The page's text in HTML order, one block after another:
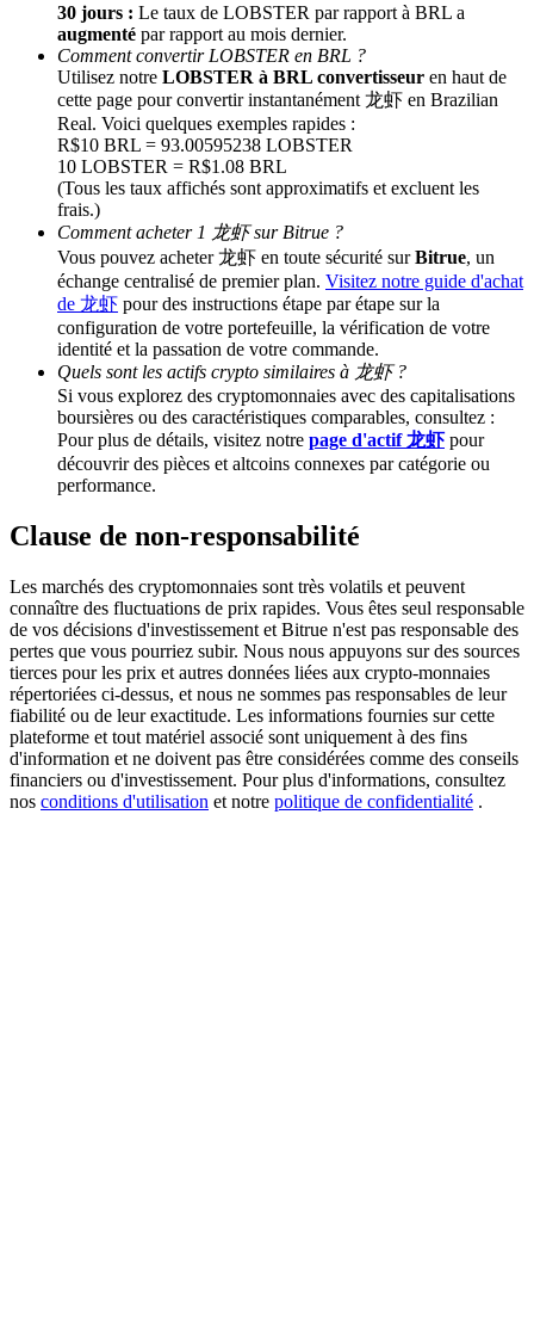
BTC Welcome Rewards
Deposit & Trade BTC to Share 25000 USDT prize pool!
Deposit CASHCAT & Win
Share 500000 CASHCAT prize pool
Exclusive for BitMart Users
Register & Trade to Win 500,000 USDT
Precious Metals Trading Carnival
Trade Gold & Silver · 33,333 USDT Bonus
30 jours : Le taux de LOBSTER par rapport à BRL a
augmenté par rapport au mois dernier.
Comment convertir LOBSTER en BRL ?
Utilisez notre LOBSTER à BRL convertisseur en haut de
cette page pour convertir instantanément 龙虾 en Brazilian
Real. Voici quelques exemples rapides :
R$10 BRL = 93.00595238 LOBSTER
10 LOBSTER = R$1.08 BRL
(Tous les taux affichés sont approximatifs et excluent les
frais.)
Comment acheter 1 龙虾 sur Bitrue ?
Vous pouvez acheter 龙虾 en toute sécurité surBitrue, un
échange centralisé de premier plan. Visitez notre guide d'achat
de 龙虾 pour des instructions étape par étape sur la
configuration de votre portefeuille, la vérification de votre
identité et la passation de votre commande.
Quels sont les actifs crypto similaires à 龙虾 ?
Si vous explorez des cryptomonnaies avec des capitalisations
boursières ou des caractéristiques comparables, consultez :
Pour plus de détails, visitez notre page d'actif 龙虾pour
découvrir des pièces et altcoins connexes par catégorie ou
performance.
Clause de non-responsabilité
Les marchés des cryptomonnaies sont très volatils et peuvent
connaître des fluctuations de prix rapides. Vous êtes seul responsable
de vos décisions d'investissement et Bitrue n'est pas responsable des
pertes que vous pourriez subir. Nous nous appuyons sur des sources
tierces pour les prix et autres données liées aux crypto-monnaies
répertoriées ci-dessus, et nous ne sommes pas responsables de leur
fiabilité ou de leur exactitude. Les informations fournies sur cette
plateforme et tout matériel associé sont uniquement à des fins
d'information et ne doivent pas être considérées comme des conseils
financiers ou d'investissement. Pour plus d'informations, consultez
nos conditions d'utilisation et notre politique de confidentialité .